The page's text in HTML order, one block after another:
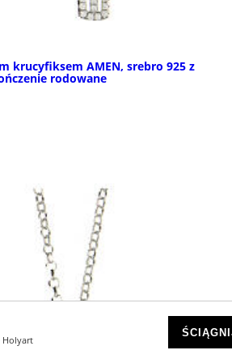
Holyart
krucyfiksem AMEN, srebro 925 z
rodowane